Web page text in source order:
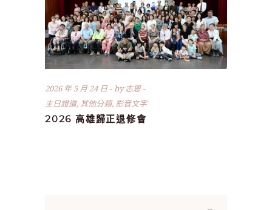
2026 年 5 月 24 日 by志恩
主日證道, 其他分類, 影音文字
2026 高雄歸正退修會